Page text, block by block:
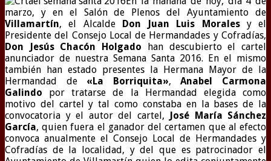
marzo, y en el Salón de Plenos del Ayuntamiento de
Villamartín, el Alcalde Don Juan Luis Moralesy el
Presidente del Consejo Local de Hermandades y Cofradías,
Don Jesús Chacón Holgado han descubierto el cartel
anunciador de nuestra Semana Santa 2016. En el mismo
también han estado presentes la Hermana Mayor de la
Hermandad de «La Borriquita»,Anabel Carmona
Galindo por tratarse de la Hermandad elegida como
motivo del cartel y tal como constaba en la bases de la
convocatoria y el autor del cartel,
José María Sánchez
García, quien fuera el ganador del certamen que al efecto
convoca anualmente el Consejo Local de Hermandades y
Cofradías de la localidad, y del que es patrocinador el